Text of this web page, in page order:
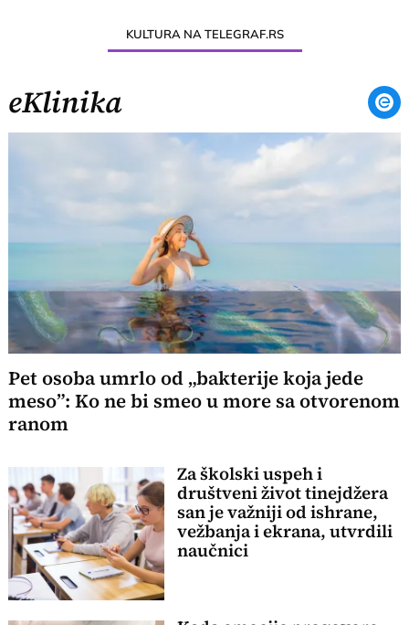
KULTURA NA TELEGRAF.RS
eKlinika
Pet osoba umrlo od „bakterije koja jede
meso”: Ko ne bi smeo u more sa otvorenom
ranom
Za školski uspeh i
društveni život tinejdžera
san je važniji od ishrane,
vežbanja i ekrana, utvrdili
naučnici